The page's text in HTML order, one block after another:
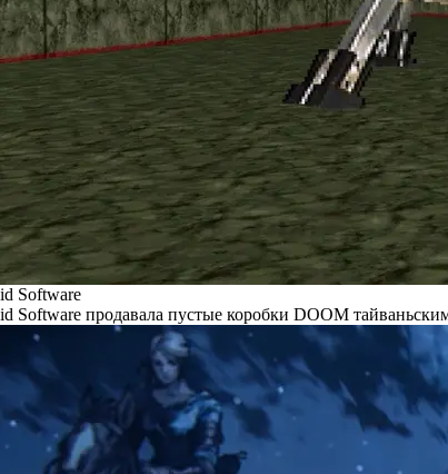
id Software
id Software продавала пустые коробки DOOM